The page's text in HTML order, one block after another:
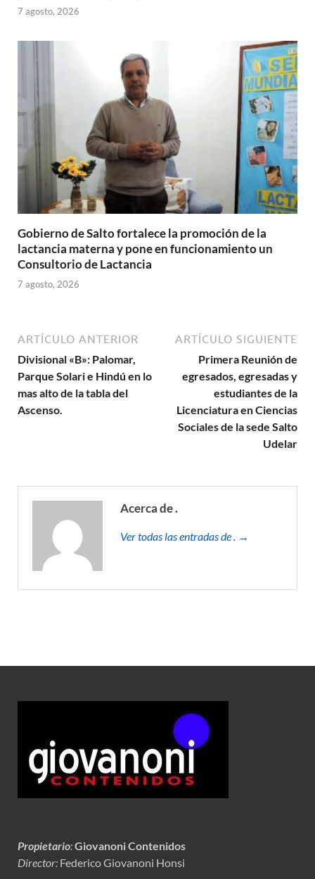
7 agosto, 2026
Gobierno de Salto fortalece la promoción de la
lactancia materna y pone en funcionamiento un
Consultorio de Lactancia
7 agosto, 2026
ARTÍCULO ANTERIOR
Divisional «B»: Palomar,
Parque Solari e Hindú en lo
mas alto de la tabla del
Ascenso.
ARTÍCULO SIGUIENTE
Primera Reunión de
egresados, egresadas y
estudiantes de la
Licenciatura en Ciencias
Sociales de la sede Salto
Udelar
Acerca de .
Ver todas las entradas de . →
Propietario:Giovanoni Contenidos
Director: Federico Giovanoni Honsi